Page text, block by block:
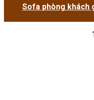
Sofa phòng khách